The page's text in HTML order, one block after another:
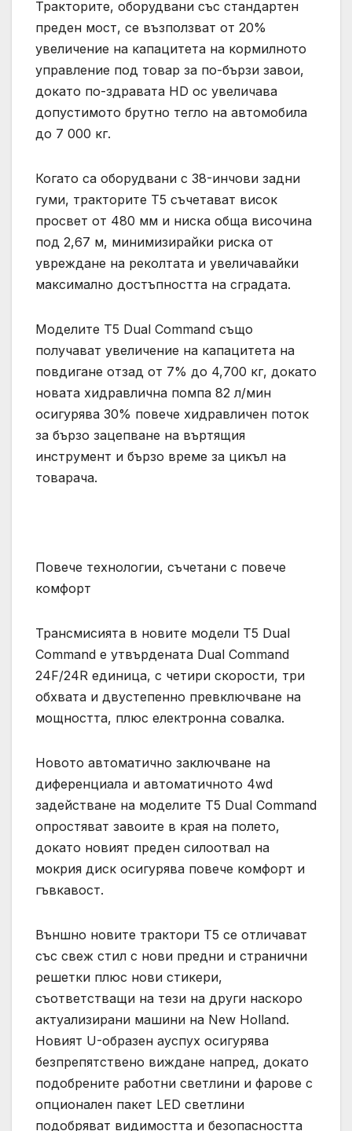
Тракторите, оборудвани със стандартен
преден мост, се възползват от 20%
увеличение на капацитета на кормилното
управление под товар за по-бързи завои,
докато по-здравата HD ос увеличава
допустимото брутно тегло на автомобила
до 7 000 кг.
Когато са оборудвани с 38-инчови задни
гуми, тракторите T5 съчетават висок
просвет от 480 мм и ниска обща височина
под 2,67 м, минимизирайки риска от
увреждане на реколтата и увеличавайки
максимално достъпността на сградата.
Моделите T5 Dual Command също
получават увеличение на капацитета на
повдигане отзад от 7% до 4,700 кг, докато
новата хидравлична помпа 82 л/мин
осигурява 30% повече хидравличен поток
за бързо зацепване на въртящия
инструмент и бързо време за цикъл на
товарача.
Повече технологии, съчетани с повече
комфорт
Трансмисията в новите модели T5 Dual
Command е утвърдената Dual Command
24F/24R единица, с четири скорости, три
обхвата и двустепенно превключване на
мощността, плюс електронна совалка.
Новото автоматично заключване на
диференциала и автоматичното 4wd
задействане на моделите T5 Dual Command
опростяват завоите в края на полето,
докато новият преден силоотвал на
мокрия диск осигурява повече комфорт и
гъвкавост.
Външно новите трактори T5 се отличават
със свеж стил с нови предни и странични
решетки плюс нови стикери,
съответстващи на тези на други наскоро
актуализирани машини на New Holland.
Новият U-образен ауспух осигурява
безпрепятствено виждане напред, докато
подобрените работни светлини и фарове с
опционален пакет LED светлини
подобряват видимостта и безопасността